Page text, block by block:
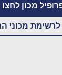
מכון לחצו
לרשימת מכוני